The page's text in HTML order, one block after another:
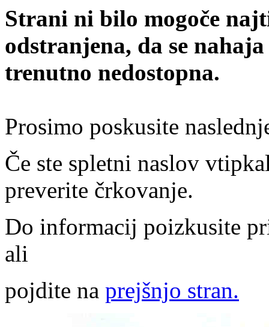
Strani ni bilo mogoče
odstranjena, da se
trenutno nedostopna.
Prosimo poskusite
Če ste spletni naslov
preverite črkovanje.
Do informacij poizkusite
ali
pojdite na prejšnjo stran.